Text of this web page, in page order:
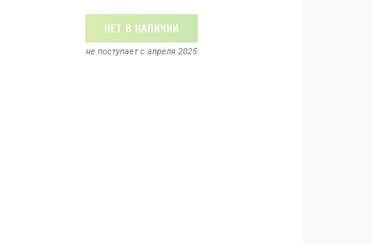
НЕТ В НАЛИЧИИ
не поступает c апреля 2025